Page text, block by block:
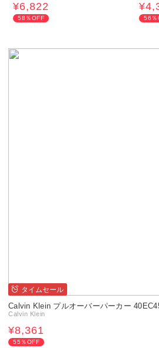
¥6,822
58％OFF 56％
タイムセール
Calvin Klein プルオーバーパーカー
Calvin Klein
¥8,361
55％OFF